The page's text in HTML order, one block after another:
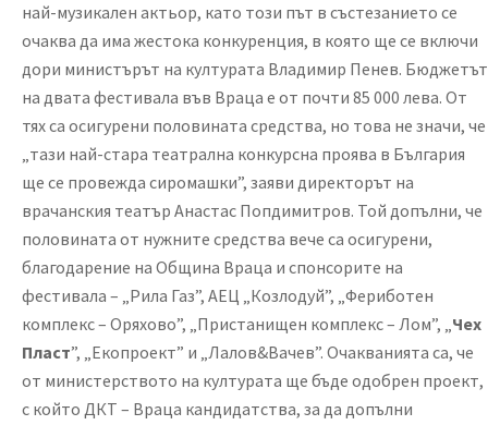
най-музикален актьор, като този път в състезанието се
очаква да има жестока конкуренция, в която ще се включи
дори министърът на културата Владимир Пенев. Бюджетът
на двата фестивала във Враца е от почти 85 000 лева. От
тях са осигурени половината средства, но това не значи, че
„тази най-стара театрална конкурсна проява в България
ще се провежда сиромашки”, заяви директорът на
врачанския театър Анастас Попдимитров. Той допълни, че
половината от нужните средства вече са осигурени,
благодарение на Община Враца и спонсорите на
фестивала – „Рила Газ”, АЕЦ „Козлодуй”, „Фериботен
комплекс – Оряхово”, „Пристанищен комплекс – Лом”, „Чех
Пласт”, „Екопроект” и „Лалов&Вачев”. Очакванията са, че
от министерството на културата ще бъде одобрен проект,
с който ДКТ – Враца кандидатства, за да допълни